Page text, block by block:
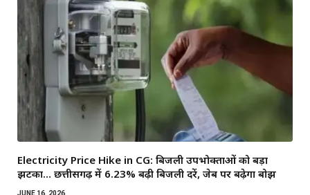
Electricity Price Hike in CG: बिजली उपभोक्ताओं को बड़ा
झटका… छत्तीसगढ़ में 6.23% बढ़ी बिजली दरें, जेब पर बढ़ेगा बोझ
JUNE 16, 2026